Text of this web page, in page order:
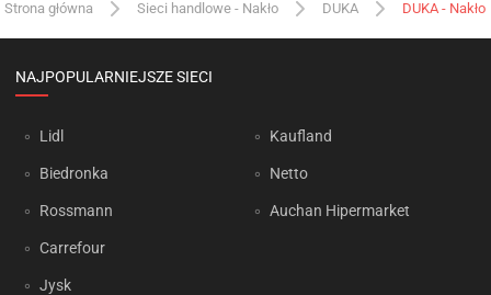
Strona główna Sieci handlowe - Nakło DUKA DUKA - Nakło
NAJPOPULARNIEJSZE SIECI
Lidl
Biedronka
Rossmann
Carrefour
Jysk
Kaufland
Netto
Auchan Hipermarket